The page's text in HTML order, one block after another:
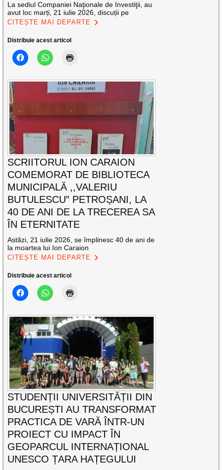
La sediul Companiei Naţionale de Investiţii, au
avut loc marți, 21 iulie 2026, discuții pe
CITEȘTE MAI DEPARTE
Distribuie acest articol
SCRIITORUL ION CARAION
COMEMORAT DE BIBLIOTECA
MUNICIPALĂ ,,VALERIU
BUTULESCU” PETROȘANI, LA
40 DE ANI DE LA TRECEREA SA
ÎN ETERNITATE
Astăzi, 21 iulie 2026, se împlinesc 40 de ani de
la moartea lui Ion Caraion
CITEȘTE MAI DEPARTE
Distribuie acest articol
STUDENȚII UNIVERSITĂȚII DIN
BUCUREȘTI AU TRANSFORMAT
PRACTICA DE VARĂ ÎNTR-UN
PROIECT CU IMPACT ÎN
GEOPARCUL INTERNAȚIONAL
UNESCO ȚARA HAȚEGULUI